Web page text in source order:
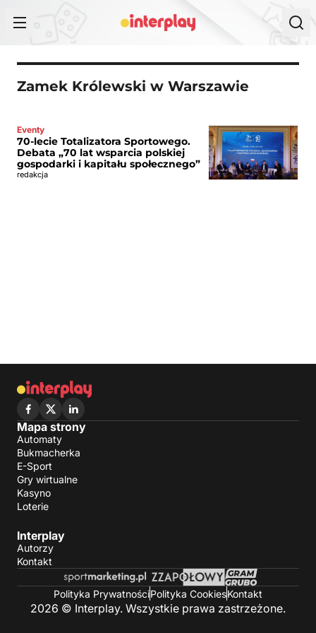
Zamek Królewski w Warszawie
Eventy
70-lecie Totalizatora Sportowego.
Debata „70 lat wsparcia polskiej
gospodarki i kapitału społecznego”
redakcja
Mapa strony
Automaty
Bukmacherka
E-Sport
Gry wirtualne
Kasyno
Loterie
Interplay
Autorzy
Kontakt
Polityka PrywatnościPolityka CookiesKontakt
2026 © Interplay. Wszystkie prawa zastrzeżone.